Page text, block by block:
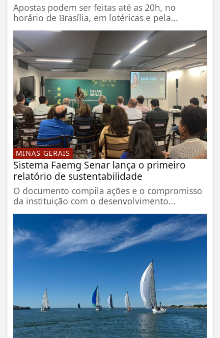
Apostas podem ser feitas até as 20h, no
horário de Brasília, em lotéricas e pela...
MINAS GERAIS
Sistema Faemg Senar lança o primeiro
relatório de sustentabilidade
O documento compila ações e o compromisso
da instituição com o desenvolvimento...